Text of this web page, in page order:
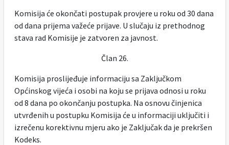
Komisija će okončati postupak provjere u roku od 30 dana
od dana prijema važeće prijave. U slučaju iz prethodnog
stava rad Komisije je zatvoren za javnost.
Član 26.
Komisija proslijeđuje informaciju sa Zaključkom
Općinskog vijeća i osobi na koju se prijava odnosi u roku
od 8 dana po okončanju postupka. Na osnovu činjenica
utvrđenih u postupku Komisija će u informaciji uključiti i
izrečenu korektivnu mjeru ako je Zaključak da je prekršen
Kodeks.